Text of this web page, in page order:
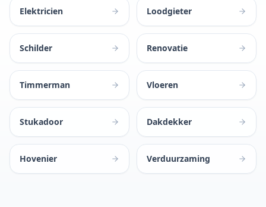
Elektricien Loodgieter
Schilder Renovatie
Timmerman Vloeren
Stukadoor Dakdekker
Hovenier Verduurzaming